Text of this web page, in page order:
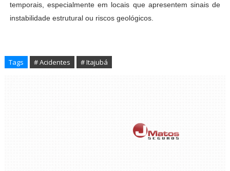
temporais, especialmente em locais que apresentem sinais de
instabilidade estrutural ou riscos geológicos.
Tags # Acidentes # Itajubá